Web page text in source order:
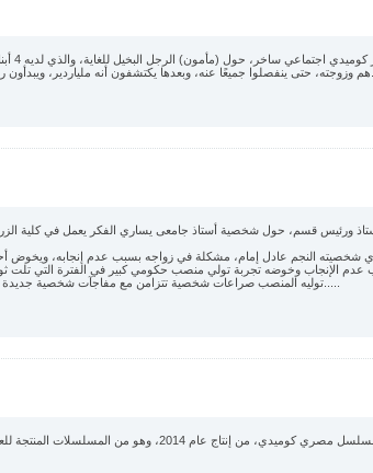
تدور
ورئيس قسم، حول شخصية أستاذ جامعى يساري الفكر يعمل في كلية
شخصيته النجم عادل إمام، مشكلة في زواجه بسبب عدم إنجابه، ويخوض